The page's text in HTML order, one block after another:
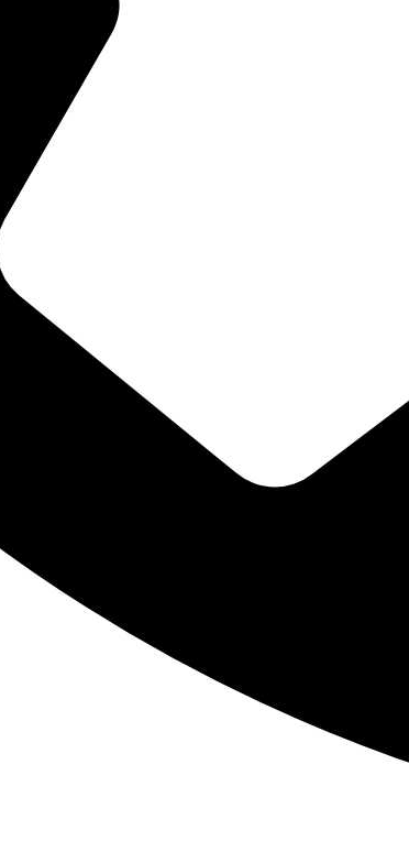
FAZEI TUDO PARA GLÓRIA DE DEUS”
Se você continua a usar este site, assumimos que